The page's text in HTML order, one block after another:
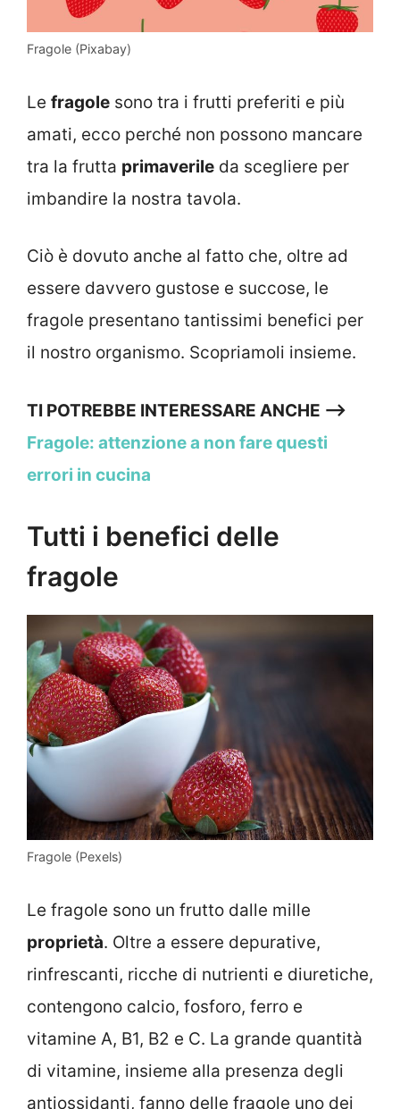
Fragole (Pixabay)
Le fragole sono tra i frutti preferiti e più
amati, ecco perché non possono mancare
tra la frutta primaverile da scegliere per
imbandire la nostra tavola.
Ciò è dovuto anche al fatto che, oltre ad
essere davvero gustose e succose, le
fragole presentano tantissimi benefici per
il nostro organismo. Scopriamoli insieme.
TI POTREBBE INTERESSARE ANCHE —>
Fragole: attenzione a non fare questi
errori in cucina
Tutti i benefici delle
fragole
Fragole (Pexels)
Le fragole sono un frutto dalle mille
proprietà. Oltre a essere depurative,
rinfrescanti, ricche di nutrienti e diuretiche,
contengono calcio, fosforo, ferro e
vitamine A, B1, B2 e C. La grande quantità
di vitamine, insieme alla presenza degli
antiossidanti, fanno delle fragole uno dei